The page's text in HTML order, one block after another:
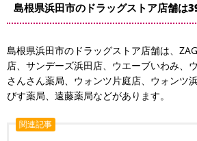
島根県浜田市のドラッグストア店舗は
島根県浜田市のドラッグストア店舗は、
店、サンデーズ浜田店、ウエーブいわみ、
さんさん薬局、ウォンツ片庭店、ウォンツ
びす薬局、遠藤薬局などがあります。
関連記事